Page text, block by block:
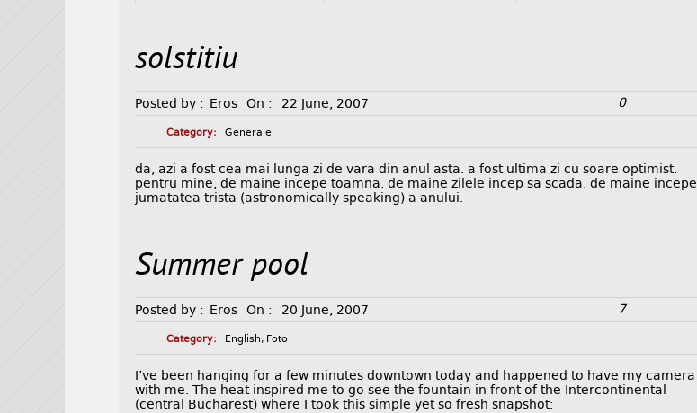
solstitiu
Posted by : Eros On : 22 June, 2007 0
Category: Generale
da, azi a fost cea mai lunga zi de vara din anul asta. a fost ultima zi cu soare optimist.
pentru mine, de maine incepe toamna. de maine zilele incep sa scada. de maine incepe
jumatatea trista (astronomically speaking) a anului.
Summer pool
Posted by : Eros On : 20 June, 2007 7
Category: English, Foto
I’ve been hanging for a few minutes downtown today and happened to have my camera
with me. The heat inspired me to go see the fountain in front of the Intercontinental
(central Bucharest) where I took this simple yet so fresh snapshot: